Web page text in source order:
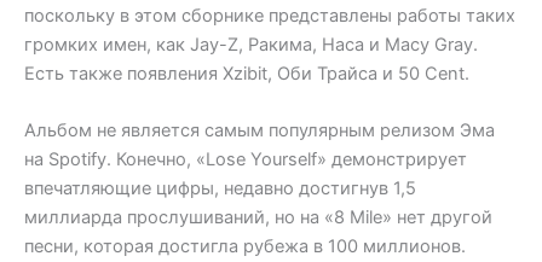
поскольку в этом сборнике представлены работы таких
громких имен, как Jay-Z, Ракима, Наса и Macy Gray.
Есть также появления Xzibit, Оби Трайса и 50 Cent.
Альбом не является самым популярным релизом Эма
на Spotify. Конечно, «Lose Yourself» демонстрирует
впечатляющие цифры, недавно достигнув 1,5
миллиарда прослушиваний, но на «8 Mile» нет другой
песни, которая достигла рубежа в 100 миллионов.